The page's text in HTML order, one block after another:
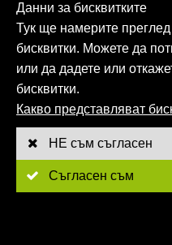
неспазване на срока
рекламация
повече отговорност,
гаранционно
освен ако стоката не е
потребителска стока.
е)Рекламация за
да бъдат установени
Данни за бисквитките
Тук ще намерите
бисквитки. Можете да
или да дадете или
бисквитки.
Какво представляват
НЕ съм съгласен
Съгласен съм